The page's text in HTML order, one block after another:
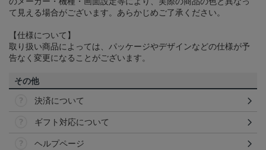
て見える場合がございます。あらかじめご了承ください。
【仕様について】
取り扱い商品によっては、パッケージやデザインなどの仕様が予
告なく変更になることがございます。
その他
決済について
ギフト対応について
ヘルプページ